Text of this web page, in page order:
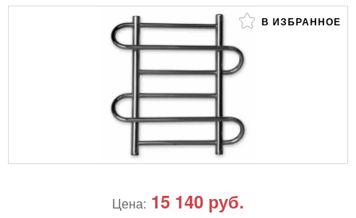
В ИЗБРАННОЕ
Цена: 15 140 руб.